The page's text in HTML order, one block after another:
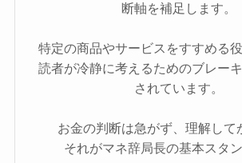
断軸を補足します。
特定の商品やサービスをすすめる役
読者が冷静に考えるためのブレー
されています。
お金の判断は急がず、理解して
それがマネ辞局長の基本スタン